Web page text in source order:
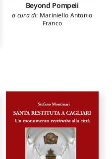
Beyond Pompeii
a cura di: Mariniello Antonio
Franco